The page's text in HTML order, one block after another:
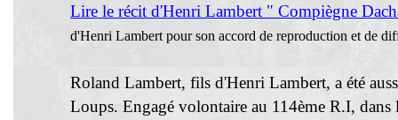
Lire le récit d'Henri Lambert " Compiègne
d'Henri Lambert pour son accord de reproduction et de
Roland Lambert, fils d'Henri Lambert, a été
Loups. Engagé volontaire au 114ème R.I,